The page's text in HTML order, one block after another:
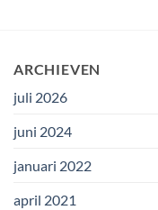
ARCHIEVEN
juli 2026
juni 2024
januari 2022
april 2021